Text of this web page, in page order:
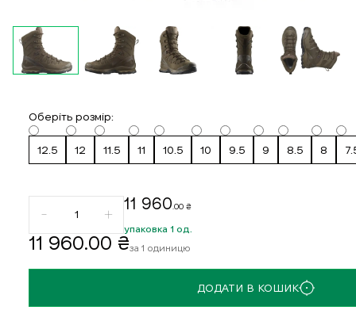
Оберіть розмір:
12.5 12 11.5 11 10.5 10 9.5 9 8.5 8
11 960 .00 ₴
упаковка 1 од.
11 960.00 ₴за 1 одиницю
ДОДАТИ В КОШИК